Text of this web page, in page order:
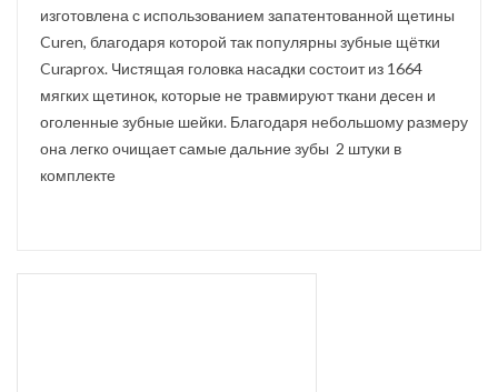
изготовлена с использованием запатентованной щетины
Curen, благодаря которой так популярны зубные щётки
Curaprox. Чистящая головка насадки состоит из 1664
мягких щетинок, которые не травмируют ткани десен и
оголенные зубные шейки. Благодаря небольшому размеру
она легко очищает самые дальние зубы 2 штуки в
комплекте